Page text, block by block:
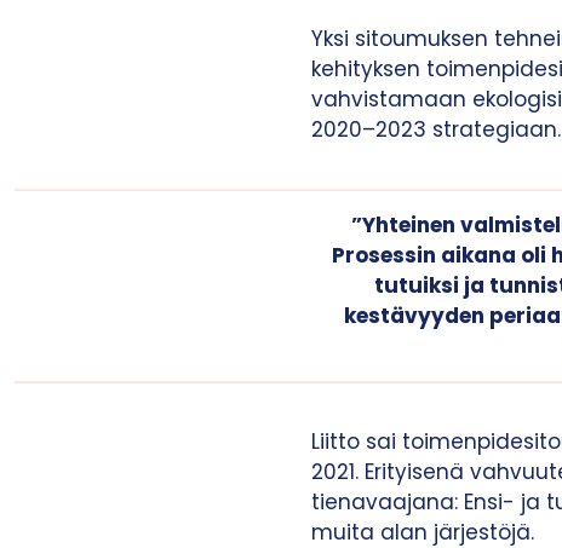
Yksi sitoumuksen
kehityksen
vahvistamaan
2020–2023 strategiaan.
”Yhteinen
Prosessin aikana
tutuiksi ja
kestävyyden
Liitto sai
2021. Erityisenä
tienavaajana: Ensi- ja
muita alan järjestöjä.